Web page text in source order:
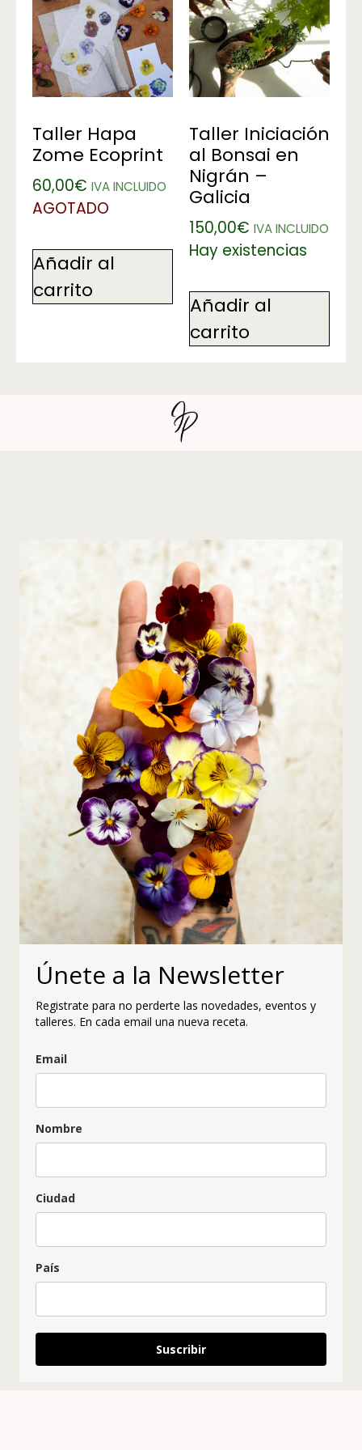
Taller Hapa
Zome Ecoprint
60,00€ IVA INCLUIDO
AGOTADO
Añadir al
carrito
Taller Iniciación
al Bonsai en
Nigrán –
Galicia
150,00€ IVA INCLUIDO
Hay existencias
Añadir al
carrito
Únete a la Newsletter
Registrate para no perderte las novedades, eventos y
talleres. En cada email una nueva receta.
Email
Nombre
Ciudad
País
Suscribir